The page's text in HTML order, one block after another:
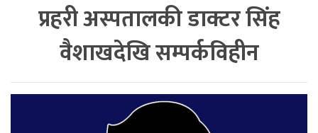
प्रहरी अस्पतालकी डाक्टर सिंह
वैशाखदेखि सम्पर्कविहीन